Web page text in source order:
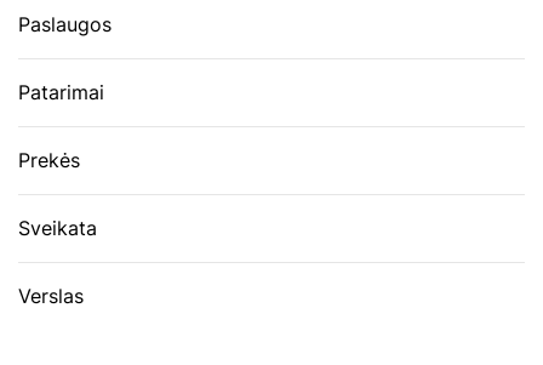
Paslaugos
Patarimai
Prekės
Sveikata
Verslas